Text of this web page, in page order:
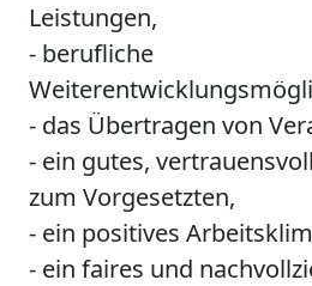
Leistungen,
- berufliche
- das Übertragen von
- ein gutes,
zum Vorgesetzten,
- ein positives
- ein faires und